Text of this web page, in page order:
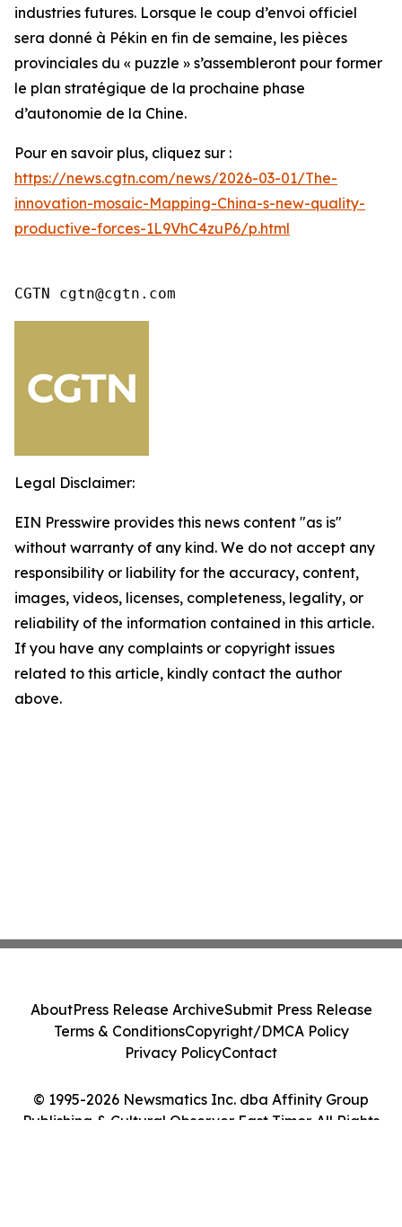
industries futures. Lorsque le coup d’envoi officiel
sera donné à Pékin en fin de semaine, les pièces
provinciales du « puzzle » s’assembleront pour former
le plan stratégique de la prochaine phase
d’autonomie de la Chine.
Pour en savoir plus, cliquez sur :
https://news.cgtn.com/news/2026-03-01/The-
innovation-mosaic-Mapping-China-s-new-quality-
productive-forces-1L9VhC4zuP6/p.html
CGTN cgtn@cgtn.com
Legal Disclaimer:
EIN Presswire provides this news content "as is"
without warranty of any kind. We do not accept any
responsibility or liability for the accuracy, content,
images, videos, licenses, completeness, legality, or
reliability of the information contained in this article.
If you have any complaints or copyright issues
related to this article, kindly contact the author
above.
© 1995-2026 Newsmatics Inc. dba Affinity Group
Publishing & Cultural Observer East Timor. All Rights
AboutPress Release ArchiveSubmit Press Release
Terms & ConditionsCopyright/DMCA Policy
Privacy PolicyContact